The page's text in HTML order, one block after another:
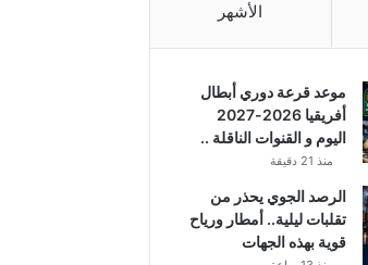
الأشهر
موعد قرعة دوري أبطال
أفريقيا 2026-2027
اليوم و القنوات الناقلة ..
منذ 21 دقيقة
الرصد الجوي يحذر من
تقلبات ليلية.. أمطار ورياح
قوية بهذه الجهات